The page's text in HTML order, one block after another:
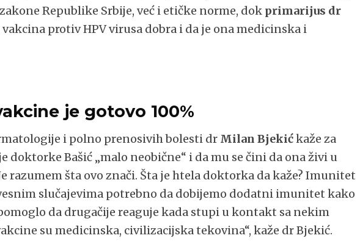
Republike Srbije, već i etičke norme, dok primarijus dr
vakcina protiv HPV virusa dobra i da je ona medicinska i
je gotovo 100%
i polno prenosivih bolesti dr Milan Bjekićkaže za
doktorke Bašić „malo neobične“ i da mu se čini da ona živi u
razumem šta ovo znači. Šta je htela doktorka da kaže? Imunitet
slučajevima potrebno da dobijemo dodatni imunitet kako
da drugačije reaguje kada stupi u kontakt sa nekim
su medicinska, civilizacijska tekovina“, kaže dr Bjekić.